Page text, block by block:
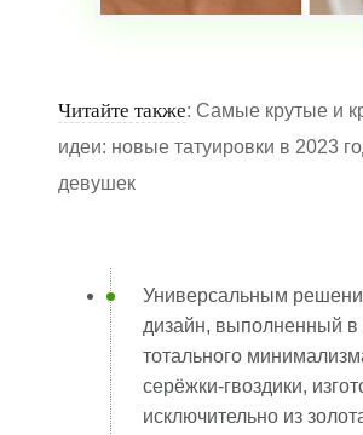
Читайте также: Самые крутые и
идеи: новые татуировки в 2023
девушек
Универсальным
дизайн, выполненный в
тотального
серёжки-гвоздики,
исключительно из